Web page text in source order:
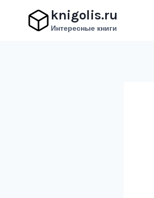
содержимому
knigolis.ru
Интересные книги